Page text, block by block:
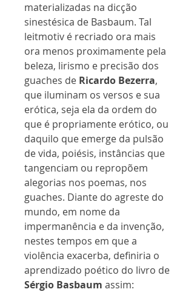
materializadas na dicção
sinestésica de Basbaum. Tal
leitmotiv é recriado ora mais
ora menos proximamente pela
beleza, lirismo e precisão dos
guaches de Ricardo Bezerra,
que iluminam os versos e sua
erótica, seja ela da ordem do
que é propriamente erótico, ou
daquilo que emerge da pulsão
de vida, poiésis, instâncias que
tangenciam ou repropõem
alegorias nos poemas, nos
guaches. Diante do agreste do
mundo, em nome da
impermanência e da invenção,
nestes tempos em que a
violência exacerba, definiria o
aprendizado poético do livro de
Sérgio Basbaum assim: